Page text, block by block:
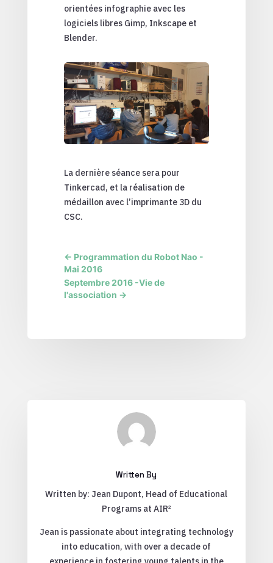
orientées infographie avec les
logiciels libres Gimp, Inkscape et
Blender.
La dernière séance sera pour
Tinkercad, et la réalisation de
médaillon avec l’imprimante 3D du
CSC.
← Programmation du Robot Nao -
Mai 2016
Septembre 2016 -Vie de
l'association →
Written By
Written by: Jean Dupont, Head of Educational
Programs at AIR²
Jean is passionate about integrating technology
into education, with over a decade of